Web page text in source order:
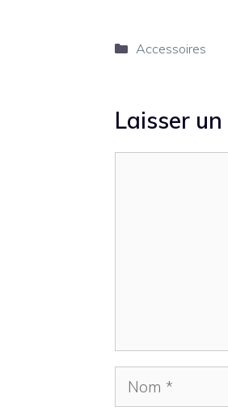
Catégories
Accessoires
Laisser
Nom